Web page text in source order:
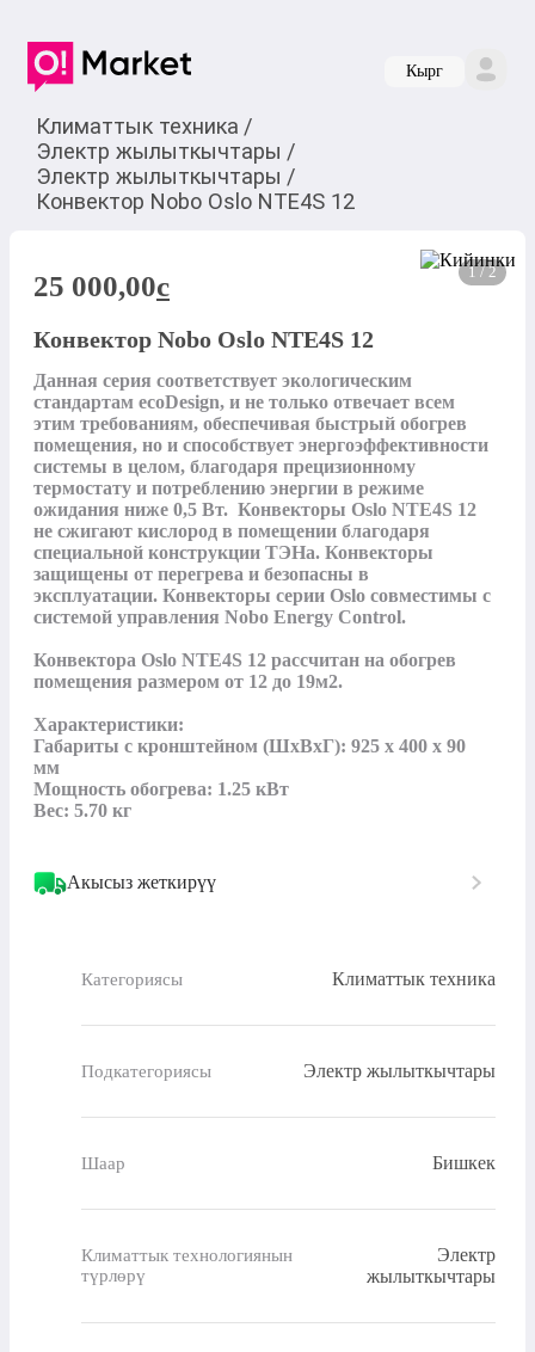
Кырг
Климаттык техника /
Электр жылыткычтары /
Электр жылыткычтары /
Конвектор Nobo Oslo NTE4S 12
1 / 2
25 000,00c
Конвектор Nobo Oslo NTE4S 12
Данная серия соответствует экологическим
стандартам ecoDesign, и не только отвечает всем
этим требованиям, обеспечивая быстрый обогрев
помещения, но и способствует энергоэффективности
системы в целом, благодаря прецизионному
термостату и потреблению энергии в режиме
ожидания ниже 0,5 Вт.  Конвекторы Oslo NTE4S 12
не сжигают кислород в помещении благодаря
специальной конструкции ТЭНа. Конвекторы
защищены от перегрева и безопасны в
эксплуатации. Конвекторы серии Oslo совместимы с
системой управления Nobo Energy Control.
Конвектора Oslo NTE4S 12 рассчитан на обогрев
помещения размером от 12 до 19м2.
Характеристики:
Габариты с кронштейном (ШxВxГ): 925 x 400 x 90
мм
Мощность обогрева: 1.25 кВт
Вес: 5.70 кг
Акысыз жеткирүү
Категориясы Климаттык техника
Подкатегориясы Электр жылыткычтары
Шаар Бишкек
Климаттык технологиянын
түрлөрү
Электр
жылыткычтары